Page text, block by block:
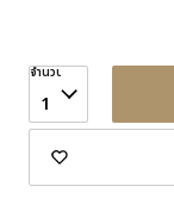
จำนวน
1